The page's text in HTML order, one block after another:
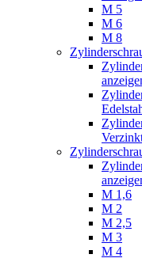
M 5
M 6
M 8
M 1,6
M 2
M 2,5
M 3
M 4